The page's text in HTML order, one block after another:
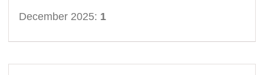
December 2025: 1